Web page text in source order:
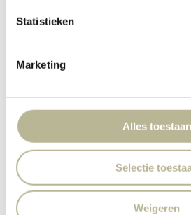
Statistieken
Marketing
Alles toestaan
Selectie
Weigeren